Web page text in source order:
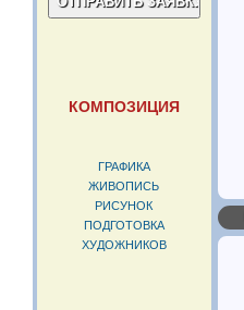
КОМПОЗИЦИЯ
ГРАФИКА
ЖИВОПИСЬ
РИСУНОК
ПОДГОТОВКА
ХУДОЖНИКОВ